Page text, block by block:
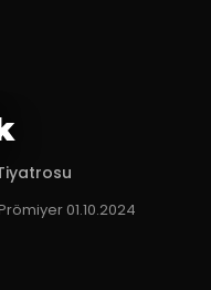
01.10.2024